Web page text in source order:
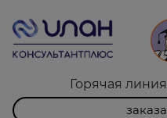
Горячая